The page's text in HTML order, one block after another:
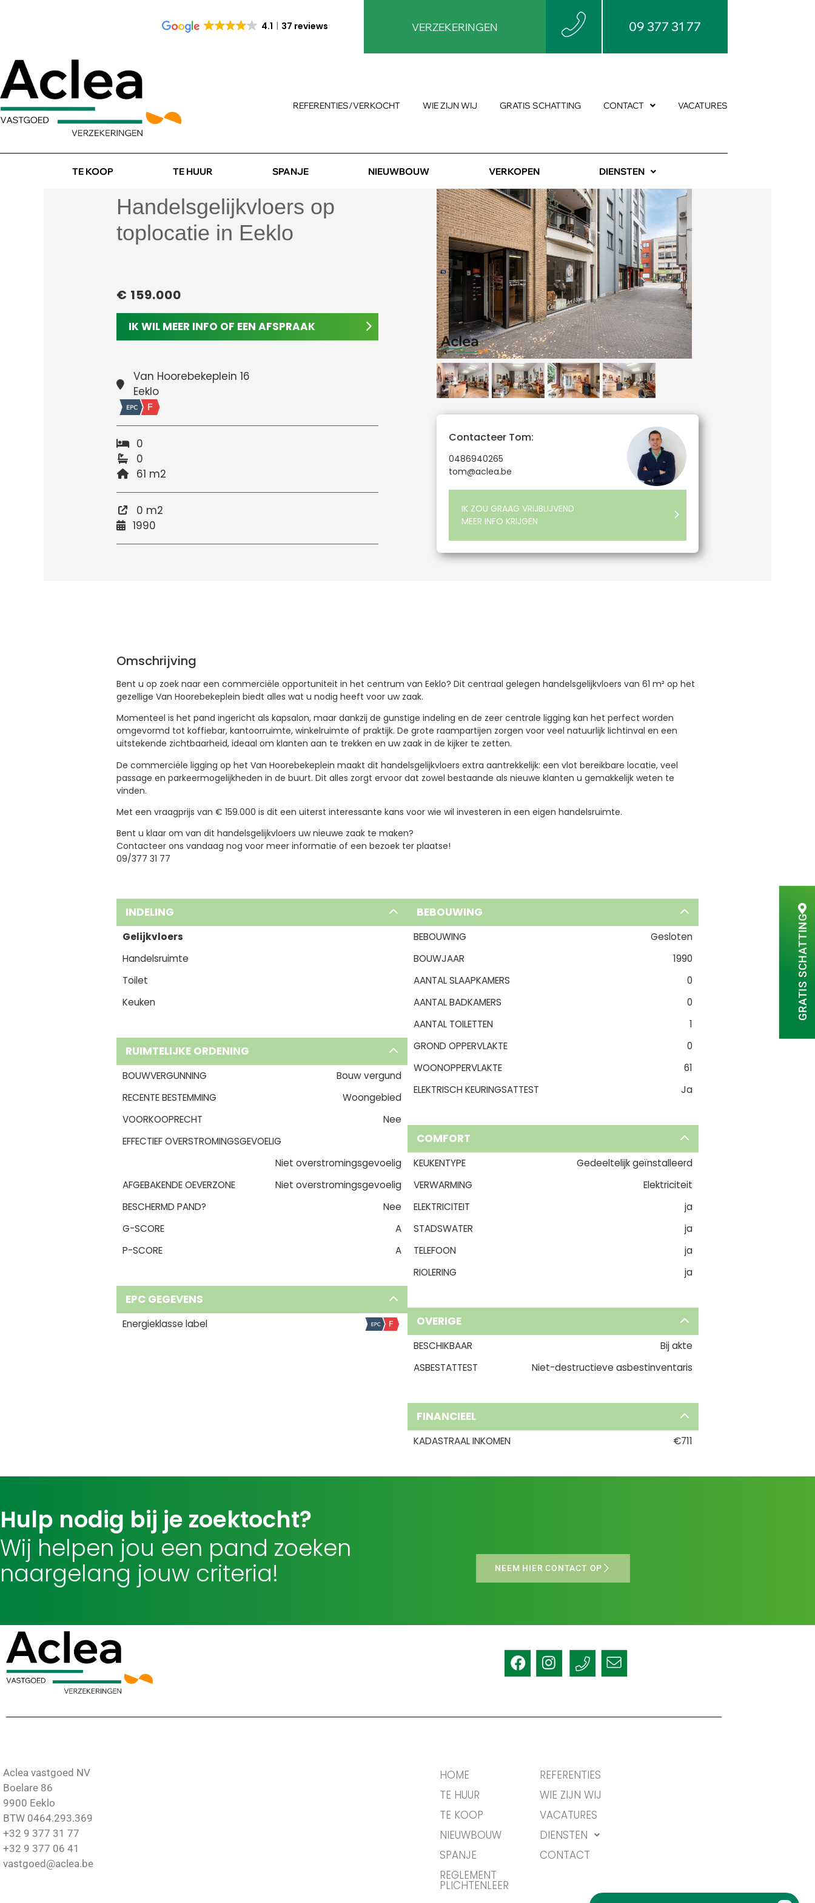
GRATIS SCHATTING
4.1 37 reviews VERZEKERINGEN 09 377 31 77
REFERENTIES/VERKOCHT WIE ZIJN WIJ GRATIS SCHATTING CONTACT VACATURES
TE KOOP TE HUUR SPANJE NIEUWBOUW VERKOPEN DIENSTEN
Handelsgelijkvloers op
toplocatie in Eeklo
€ 159.000
IK WIL MEER INFO OF EEN AFSPRAAK
Van Hoorebekeplein 16
Eeklo
0
0
61 m2
0 m2
1990
Contacteer Tom:
0486940265
tom@aclea.be
IK ZOU GRAAG VRIJBLIJVEND
MEER INFO KRIJGEN
Omschrijving
Bent u op zoek naar een commerciële opportuniteit in het centrum van Eeklo? Dit centraal gelegen handelsgelijkvloers van 61 m² op het
gezellige Van Hoorebekeplein biedt alles wat u nodig heeft voor uw zaak.
Momenteel is het pand ingericht als kapsalon, maar dankzij de gunstige indeling en de zeer centrale ligging kan het perfect worden
omgevormd tot koffiebar, kantoorruimte, winkelruimte of praktijk. De grote raampartijen zorgen voor veel natuurlijk lichtinval en een
uitstekende zichtbaarheid, ideaal om klanten aan te trekken en uw zaak in de kijker te zetten.
De commerciële ligging op het Van Hoorebekeplein maakt dit handelsgelijkvloers extra aantrekkelijk: een vlot bereikbare locatie, veel
passage en parkeermogelijkheden in de buurt. Dit alles zorgt ervoor dat zowel bestaande als nieuwe klanten u gemakkelijk weten te
vinden.
Met een vraagprijs van € 159.000 is dit een uiterst interessante kans voor wie wil investeren in een eigen handelsruimte.
Bent u klaar om van dit handelsgelijkvloers uw nieuwe zaak te maken?
Contacteer ons vandaag nog voor meer informatie of een bezoek ter plaatse!
09/377 31 77
INDELING
Gelijkvloers
Handelsruimte
Toilet
Keuken
RUIMTELIJKE ORDENING
BOUWVERGUNNING
Bouw vergund
RECENTE BESTEMMING
Woongebied
VOORKOOPRECHT
Nee
EFFECTIEF OVERSTROMINGSGEVOELIG
Niet overstromingsgevoelig
AFGEBAKENDE OEVERZONE
Niet overstromingsgevoelig
BESCHERMD PAND?
Nee
G-SCORE
A
P-SCORE
A
EPC GEGEVENS
Energieklasse label
BEBOUWING
BEBOUWING
Gesloten
BOUWJAAR
1990
AANTAL SLAAPKAMERS
0
AANTAL BADKAMERS
0
AANTAL TOILETTEN
1
GROND OPPERVLAKTE
0
WOONOPPERVLAKTE
61
ELEKTRISCH KEURINGSATTEST
Ja
COMFORT
KEUKENTYPE
Gedeeltelijk geïnstalleerd
VERWARMING
Elektriciteit
ELEKTRICITEIT
ja
STADSWATER
ja
TELEFOON
ja
RIOLERING
ja
OVERIGE
BESCHIKBAAR
Bij akte
ASBESTATTEST
Niet-destructieve asbestinventaris
FINANCIEEL
KADASTRAAL INKOMEN €711
Hulp nodig bij je zoektocht?
Wij helpen jou een pand zoeken
naargelang jouw criteria!
NEEM HIER CONTACT OP
Aclea vastgoed NV
Boelare 86
9900 Eeklo
BTW 0464.293.369
+32 9 377 31 77
+32 9 377 06 41
vastgoed@aclea.be
HOME
TE HUUR
TE KOOP
NIEUWBOUW
SPANJE
REGLEMENT
PLICHTENLEER
REFERENTIES
WIE ZIJN WIJ
VACATURES
DIENSTEN
CONTACT